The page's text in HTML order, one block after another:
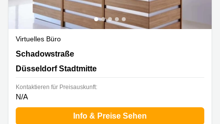
Virtuelles Büro
Schadowstraße 63, Düsseldorf Stadtmitte
Schadowstraße
Düsseldorf Stadtmitte
Kontaktieren für Preisauskunft:
N/A
Info & Preise Sehen